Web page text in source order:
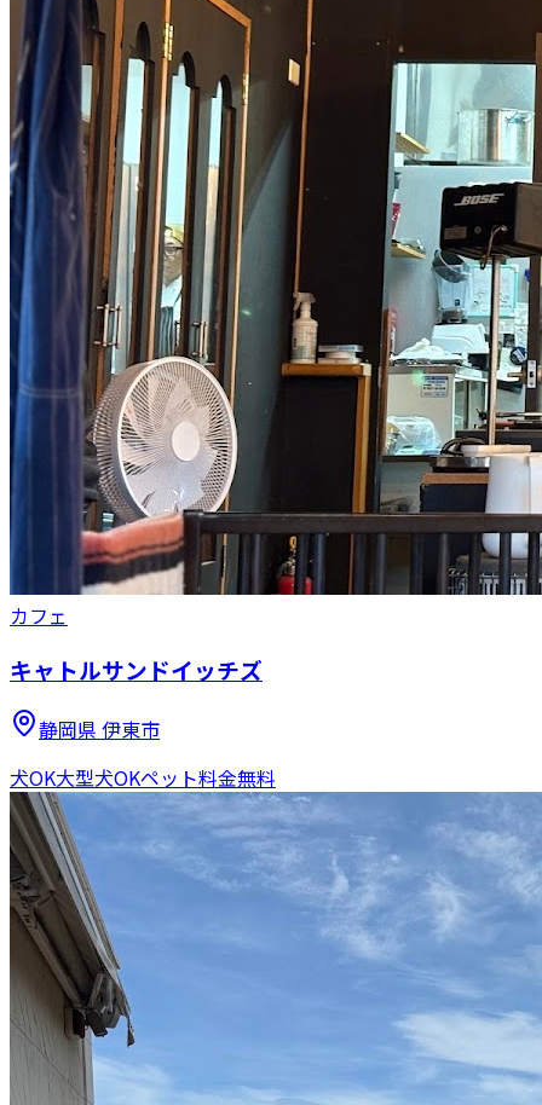
カフェ
キャトルサンドイッチズ
静岡県 伊東市
犬OK大型犬OKペット料金無料